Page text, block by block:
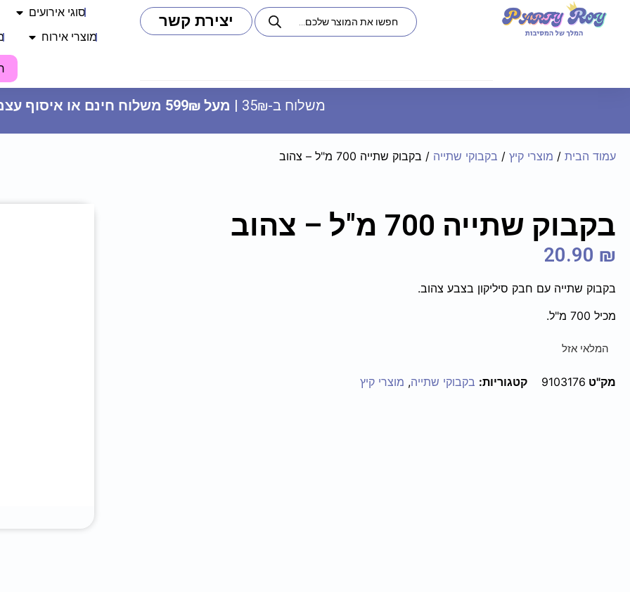
יצירת קשר סוגי אירועים
מוצרי אירוח
משלוח ב-35₪ | מעל 599₪ משלוח חינם או איסוף עצמי
עמוד הבית / מוצרי קיץ / בקבוקי שתייה / בקבוק שתייה 700 מ"ל – צהוב
בקבוק שתייה 700 מ"ל – צהוב
20.90 ₪
בקבוק שתייה עם חבק סיליקון בצבע צהוב.
מכיל 700 מ"ל.
המלאי אזל
מק"ט 9103176 קטגוריות: בקבוקי שתייה, מוצרי קיץ